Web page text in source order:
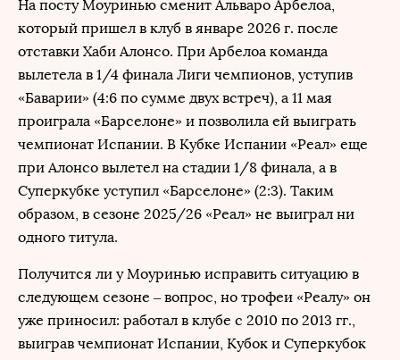
На посту Моуринью сменит Альваро Арбелоа,
который пришел в клуб в январе 2026 г. после
отставки Хаби Алонсо. При Арбелоа команда
вылетела в 1/4 финала Лиги чемпионов, уступив
«Баварии» (4:6 по сумме двух встреч), а 11 мая
проиграла «Барселоне» и позволила ей выиграть
чемпионат Испании. В Кубке Испании «Реал» еще
при Алонсо вылетел на стадии 1/8 финала, а в
Суперкубке уступил «Барселоне» (2:3). Таким
образом, в сезоне 2025/26 «Реал» не выиграл ни
одного титула.
Получится ли у Моуринью исправить ситуацию в
следующем сезоне – вопрос, но трофеи «Реалу» он
уже приносил: работал в клубе с 2010 по 2013 гг.,
выиграв чемпионат Испании, Кубок и Суперкубок